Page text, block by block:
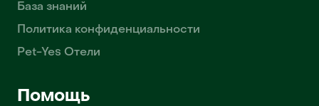
База знаний
Политика конфиденциальности
Pet-Yes Отели
Помощь